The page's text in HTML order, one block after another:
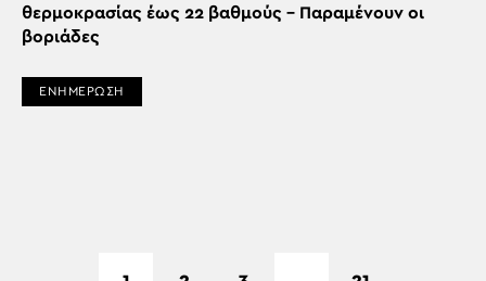
θερμοκρασίας έως 22 βαθμούς – Παραμένουν οι
βοριάδες
ΕΝΗΜΕΡΩΣΗ